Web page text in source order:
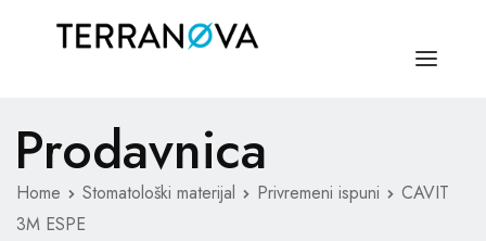
NASLOVNA
O NAMA
MEDICINSKI MATERIJAL
Prodavnica
Home Stomatološki materijal Privremeni ispuni
CAVIT
3M ESPE